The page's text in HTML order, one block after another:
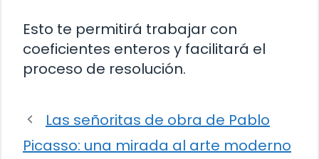
Esto te permitirá trabajar con
coeficientes enteros y facilitará el
proceso de resolución.
Las señoritas de obra de Pablo
Picasso: una mirada al arte moderno